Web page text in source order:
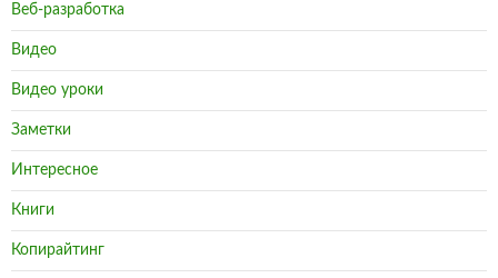
Веб-разработка
Видео
Видео уроки
Заметки
Интересное
Книги
Копирайтинг